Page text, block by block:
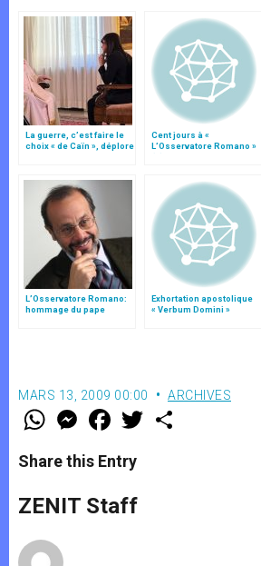
La guerre, c’est faire le
choix « de Caïn », déplore
Cent jours à «
L’Osservatore Romano »
(II)
L’Osservatore Romano:
hommage du pape
Exhortation apostolique
« Verbum Domini »
MARS 13, 2009 00:00 ARCHIVES
W
t
s
p
p
M
e
s
e
g
e
F
a
e
b
o
k
w
Share this Entry
ZENIT Staff